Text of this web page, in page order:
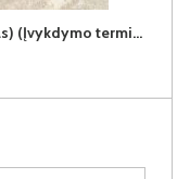
GAL MILKY WAY sienelė (1 centimetras) (Įvykdymo terminas iki 10d.d.)